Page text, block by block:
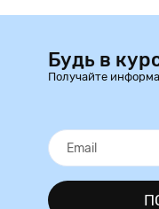
Будь в
Получайте